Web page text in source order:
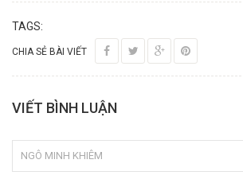
TAGS:
CHIA SẺ BÀI VIẾT
VIẾT BÌNH LUẬN